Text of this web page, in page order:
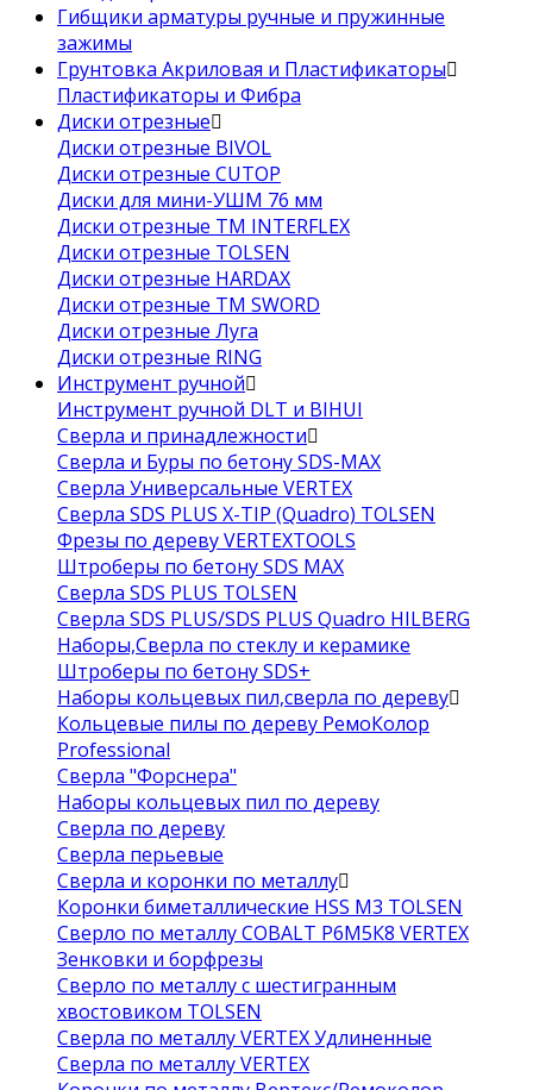
Гибщики арматуры ручные и пружинные
зажимы
Грунтовка Акриловая и Пластификаторы
Пластификаторы и Фибра
Диски отрезные
Диски отрезные BIVOL
Диски отрезные CUTOP
Диски для мини-УШМ 76 мм
Диски отрезные ТМ INTERFLEX
Диски отрезные TOLSEN
Диски отрезные HARDAX
Диски отрезные ТМ SWORD
Диски отрезные Луга
Диски отрезные RING
Инструмент ручной
Инструмент ручной DLT и BIHUI
Сверла и принадлежности
Сверла и Буры по бетону SDS-MAX
Сверла Универсальные VERTEX
Сверла SDS PLUS X-TIP (Quadro) TOLSEN
Фрезы по дереву VERTEXTOOLS
Штроберы по бетону SDS MAX
Сверла SDS PLUS TOLSEN
Сверла SDS PLUS/SDS PLUS Quadro HILBERG
Наборы,Сверла по стеклу и керамике
Штроберы по бетону SDS+
Наборы кольцевых пил,сверла по дереву
Кольцевые пилы по дереву РемоКолор
Professional
Сверла "Форснера"
Наборы кольцевых пил по дереву
Сверла по дереву
Сверла перьевые
Сверла и коронки по металлу
Коронки биметаллические HSS M3 TOLSEN
Сверло по металлу COBALT Р6М5К8 VERTEX
Зенковки и борфрезы
Сверло по металлу с шестигранным
хвостовиком TOLSEN
Сверла по металлу VERTEX Удлиненные
Сверла по металлу VERTEX